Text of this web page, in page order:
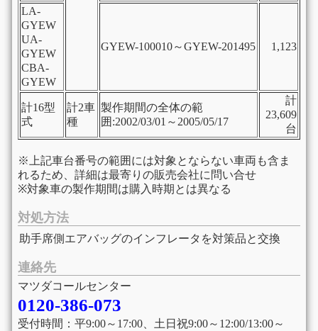
LA-
GYEW
UA-
GYEW
CBA-
GYEW
GYEW-100010～GYEW-201495 1,123
計16型
式
計2車
種
製作期間の全体の範
囲:2002/03/01～2005/05/17
計
23,609
台
※上記車台番号の範囲には対象とならない車両も含ま
れるため、詳細は最寄りの販売会社に問い合せ
※対象車の製作期間は購入時期とは異なる
対処方法
助手席側エアバッグのインフレータを対策品と交換
連絡先
マツダコールセンター
0120-386-073
受付時間：平9:00～17:00、土日祝9:00～12:00/13:00～